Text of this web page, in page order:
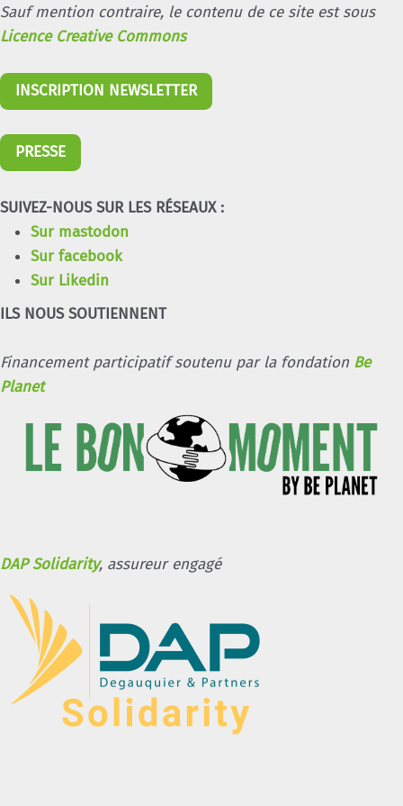
Sauf mention contraire, le contenu de ce site est sous
Licence Creative Commons
INSCRIPTION NEWSLETTER
PRESSE
SUIVEZ-NOUS SUR LES RÉSEAUX :
Sur mastodon
Sur facebook
Sur Likedin
ILS NOUS SOUTIENNENT
Financement participatif soutenu par la fondation Be
Planet
DAP Solidarity, assureur engagé